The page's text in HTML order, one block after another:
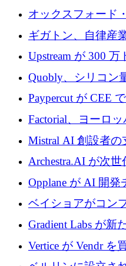
ットフォームの成
オックスフォード
が「成人向け」2
ラウンドを獲得
ギガトン、自律産
ルを調達
Upstream が 300
Xavier Niel が支援
げる
Quobly、シリコン
商用化のためにシ
ーロを調達
Paypercut が CEE
拡大するために
Factorial、ヨーロ
億ドルの評価額で1
Mistral AI 創設者の
がエンジニアリン
600 万ユーロのプ
Archestra.AI が次
ースを実現するた
Opplane が AI 開
たらすために 450
ベイショアがコン
ド化するために
Gradient Labs が新
Vertice が Vendr を
インテリジェンス